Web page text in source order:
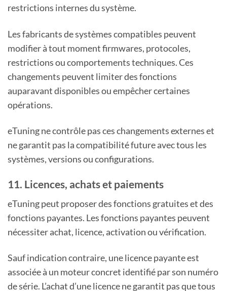
restrictions internes du système.
Les fabricants de systèmes compatibles peuvent
modifier à tout moment firmwares, protocoles,
restrictions ou comportements techniques. Ces
changements peuvent limiter des fonctions
auparavant disponibles ou empêcher certaines
opérations.
eTuning ne contrôle pas ces changements externes et
ne garantit pas la compatibilité future avec tous les
systèmes, versions ou configurations.
11. Licences, achats et paiements
eTuning peut proposer des fonctions gratuites et des
fonctions payantes. Les fonctions payantes peuvent
nécessiter achat, licence, activation ou vérification.
Sauf indication contraire, une licence payante est
associée à un moteur concret identifié par son numéro
de série. L’achat d’une licence ne garantit pas que tous